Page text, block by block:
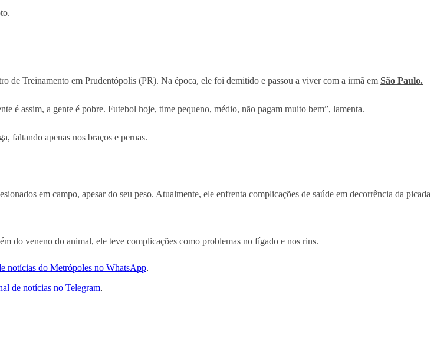
de Treinamento em Prudentópolis (PR). Na época, ele foi demitido e passou a viver com a irmã em São Paulo.
assim, a gente é pobre. Futebol hoje, time pequeno, médio, não pagam muito bem”, lamenta.
faltando apenas nos braços e pernas.
em campo, apesar do seu peso. Atualmente, ele enfrenta complicações de saúde em decorrência da picada
do veneno do animal, ele teve complicações como problemas no fígado e nos rins.
notícias do Metrópoles no WhatsApp.
de notícias no Telegram.